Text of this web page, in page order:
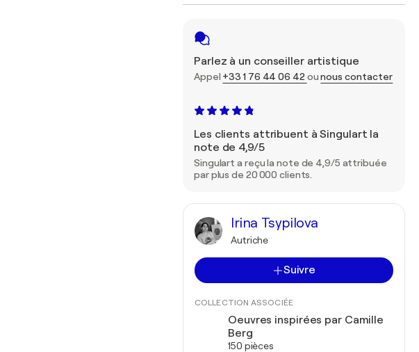
Parlez à un conseiller artistique
Appel +33 1 76 44 06 42 ounous contacter
Les clients attribuent à Singulart la
note de 4,9/5
Singulart a reçu la note de 4,9/5 attribuée
par plus de 20 000 clients.
Irina Tsypilova
Autriche
Suivre
COLLECTION ASSOCIÉE
Oeuvres inspirées par Camille
Berg
150 pièces